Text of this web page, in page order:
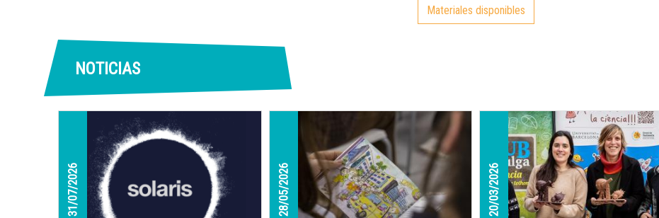
Materiales disponibles
NOTICIAS
31/07/2026 28/05/2026 20/03/2026